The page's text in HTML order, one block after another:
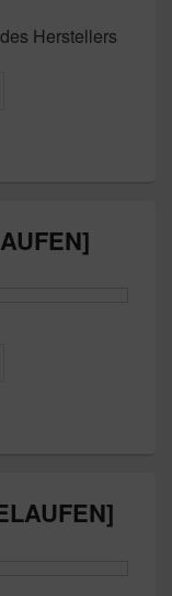
Herstellers